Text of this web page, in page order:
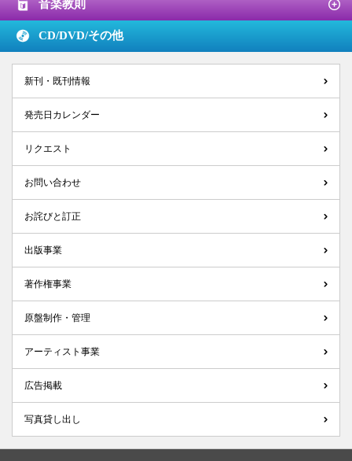
音楽教則
CD/DVD/その他
新刊・既刊情報
発売日カレンダー
リクエスト
お問い合わせ
お詫びと訂正
出版事業
著作権事業
原盤制作・管理
アーティスト事業
広告掲載
写真貸し出し